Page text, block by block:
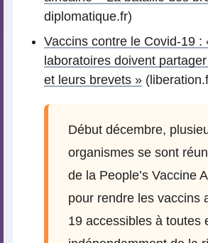
diplomatique.fr)
Vaccins contre le Covid-19 :
laboratoires doivent
et leurs brevets »
Début décembre,
organismes se sont
de la People’s Vaccine
pour rendre les vaccins
19 accessibles à toutes